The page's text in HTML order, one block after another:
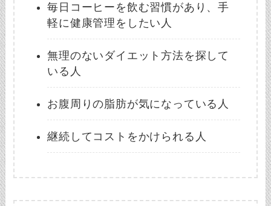
毎日コーヒーを飲む習慣があり、手
軽に健康管理をしたい人
無理のないダイエット方法を探して
いる人
お腹周りの脂肪が気になっている人
継続してコストをかけられる人